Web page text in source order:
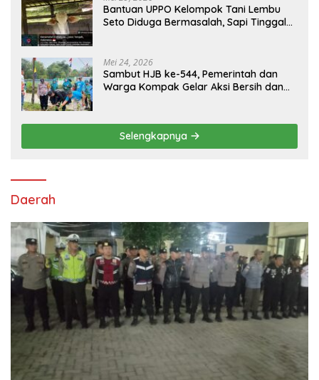
Bantuan UPPO Kelompok Tani Lembu
Seto Diduga Bermasalah, Sapi Tinggal
Mei 24, 2026
Sambut HJB ke-544, Pemerintah dan
Warga Kompak Gelar Aksi Bersih dan
Selengkapnya
Daerah